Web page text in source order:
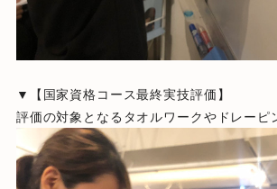
▼【国家資格コース最終実技評価】
評価の対象となるタオルワークやドレーピ